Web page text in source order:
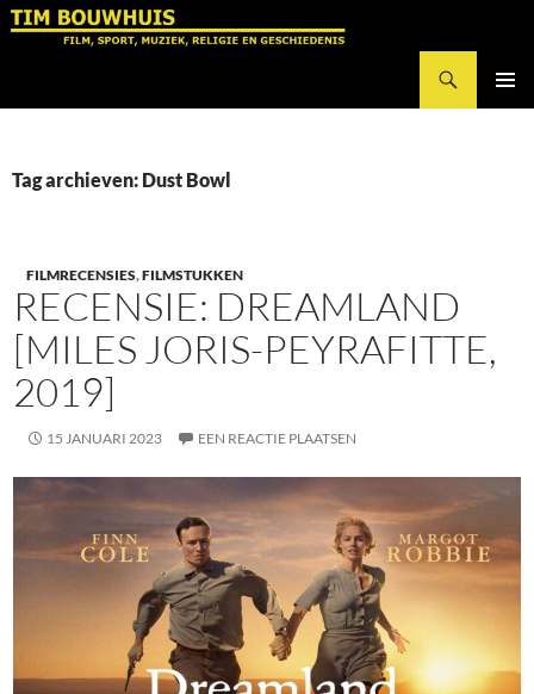
Ga
Tag archieven: Dust Bowl
FILMRECENSIES,FILMSTUKKEN
RECENSIE: DREAMLAND
[MILES JORIS-PEYRAFITTE,
2019]
15 JANUARI 2023 EEN REACTIE PLAATSEN